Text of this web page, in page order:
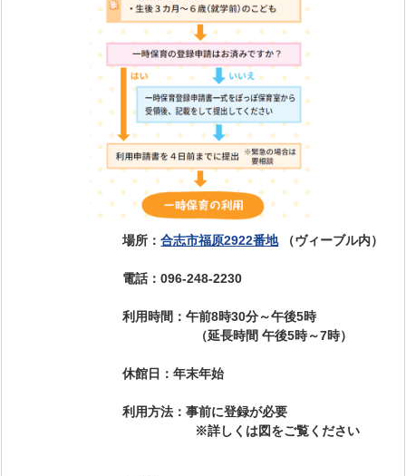
場所 ：合志市福原2922番地 （ヴィーブル内）
電話：096-248-2230
利用時間：午前8時30分～午後5時
（延長時間 午後5時～7時）
休館日：年末年始
利用方法：事前に登録が必要
※詳しくは図をご覧ください